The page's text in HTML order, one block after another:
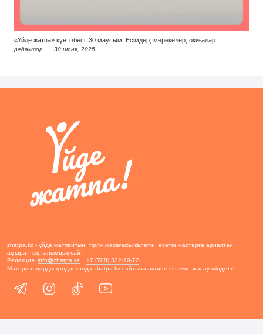
«Үйде жатпа» күнтізбесі. 30 маусым: Есімдер, мерекелер, оқиғалар
редактор 30 июня, 2025
zhatpa.kz - үйде жатпайтын, тірлік жасағысы келетін, өсетін жастарға арналған
ақпараттық-танымдық сайт
Редакция: info@zhatpa.kz
+7 (708) 332-10-72
Материалдарды қолданғанда zhatpa.kz сайтына активті сілтеме жасау міндетті